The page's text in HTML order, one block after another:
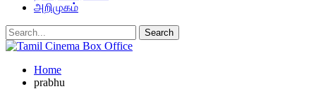
அறிமுகம்
Home
prabhu